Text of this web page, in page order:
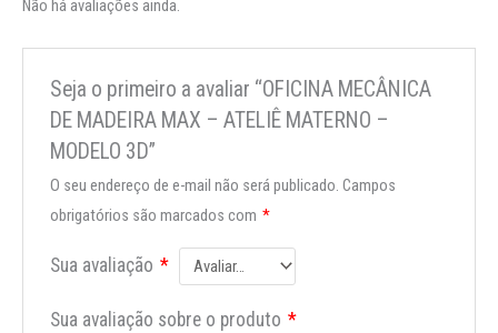
Não há avaliações ainda.
Seja o primeiro a avaliar “OFICINA MECÂNICA
DE MADEIRA MAX – ATELIÊ MATERNO –
MODELO 3D”
O seu endereço de e-mail não será publicado. Campos
obrigatórios são marcados com *
Sua avaliação *
Sua avaliação sobre o produto *